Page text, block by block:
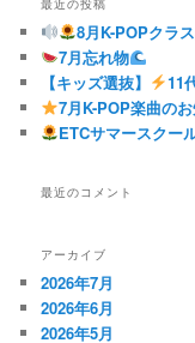
8月K-POPクラ
7月忘れ物
【キッズ選抜】
11
7月K-POP楽曲の
ETCサマースクー
最近のコメント
アーカイブ
2026年7月
2026年6月
2026年5月